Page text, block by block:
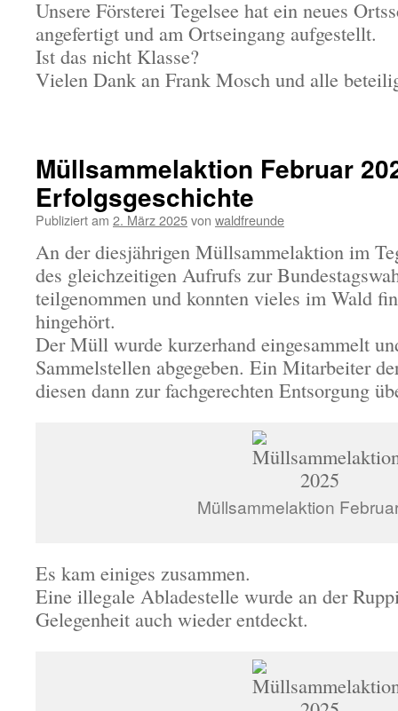
Unsere Försterei Tegelsee hat ein neues
angefertigt und am Ortseingang aufgestellt.
Ist das nicht Klasse?
Vielen Dank an Frank Mosch und alle
Müllsammelaktion Februar
Erfolgsgeschichte
Publiziert am 2. März 2025von waldfreunde
An der diesjährigen Müllsammelaktion im
des gleichzeitigen Aufrufs zur
teilgenommen und konnten vieles im Wald
hingehört.
Der Müll wurde kurzerhand eingesammelt
Sammelstellen abgegeben. Ein Mitarbeiter
diesen dann zur fachgerechten Entsorgung
Müllsammelaktion
Es kam einiges zusammen.
Eine illegale Abladestelle wurde an der
Gelegenheit auch wieder entdeckt.